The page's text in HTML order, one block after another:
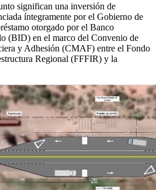
significan una inversión de
íntegramente por el Gobierno de
otorgado por el Banco
(BID) en el marco del Convenio de
y Adhesión (CMAF) entre el Fondo
Regional (FFFIR) y la